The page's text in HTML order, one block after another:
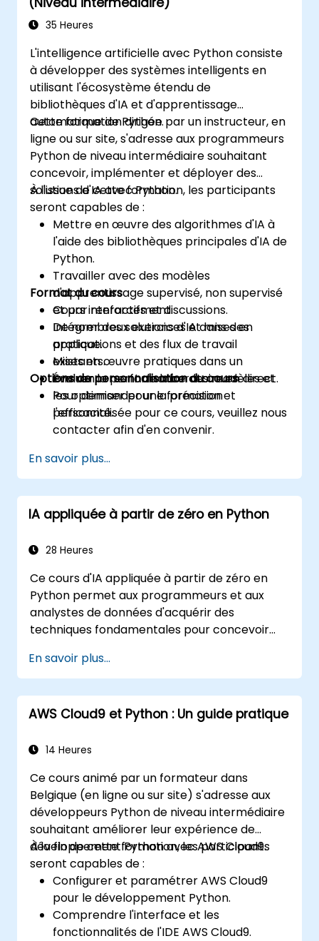
l'apprentissage profond avec TensorFlow, le
traitement du langage naturel, le big data
données ; Idéal pour les débutants qui
souhaitent obtenir une certification en Data
Science avec Python et une formation
analytique adaptée au monde professionnel.
35 Heures
L'intelligence artificielle avec Python consiste
à développer des systèmes intelligents en
utilisant l'écosystème étendu de
bibliothèques d'IA et d'apprentissage
automatique de Python.
Cette formation dirigée par un instructeur, en
ligne ou sur site, s'adresse aux programmeurs
Python de niveau intermédiaire souhaitant
concevoir, implémenter et déployer des
solutions d'IA avec Python.
À l'issue de cette formation, les participants
seront capables de :
Mettre en œuvre des algorithmes d'IA à
l'aide des bibliothèques principales d'IA de
Python.
Travailler avec des modèles
d'apprentissage supervisé, non supervisé
et par renforcement.
Intégrer des solutions d'IA dans des
applications et des flux de travail
existants.
Évaluer la performance des modèles et
les optimiser pour la précision et
l'efficacité.
Format du cours
Cours interactifs et discussions.
De nombreux exercices et mises en
pratique.
Mises en œuvre pratiques dans un
environnement de laboratoire en direct.
Options de personnalisation du cours
Pour demander une formation
personnalisée pour ce cours, veuillez nous
contacter afin d'en convenir.
En savoir plus...
IA appliquée à partir de zéro en Python
28 Heures
Ce cours d'IA appliquée à partir de zéro en
Python permet aux programmeurs et aux
analystes de données d'acquérir des
techniques fondamentales pour concevoir
bases en utilisant Python. Il couvre les
principes clés de l'apprentissage supervisé
(classification et régression), de
l'apprentissage non supervisé (regroupement
architectures avancées de réseaux
méthodes éprouvées pour utiliser scikit-learn,
Apache Spark MLlib et les notebooks Jupyter
dans le développement pratique d'IA. Il aide
les professionnels à mettre en œuvre des
modèles de ML concrets, à évaluer les limites
des algorithmes et à réaliser des projets
appliqués pour résoudre des problèmes du
monde réel.
En savoir plus...
AWS Cloud9 et Python : Un guide pratique
14 Heures
Ce cours animé par un formateur dans
Belgique (en ligne ou sur site) s'adresse aux
développeurs Python de niveau intermédiaire
souhaitant améliorer leur expérience de
développement Python avec AWS Cloud9.
À la fin de cette formation, les participants
seront capables de :
Configurer et paramétrer AWS Cloud9
pour le développement Python.
Comprendre l'interface et les
fonctionnalités de l'IDE AWS Cloud9.